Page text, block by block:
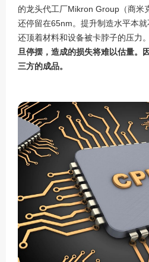
的龙头代工厂Mikron Group （商
还停留在65nm。提升制造水平本
还顶着材料和设备被卡脖子的压力。
旦停摆，造成的损失将难以估量。
三方的成品。